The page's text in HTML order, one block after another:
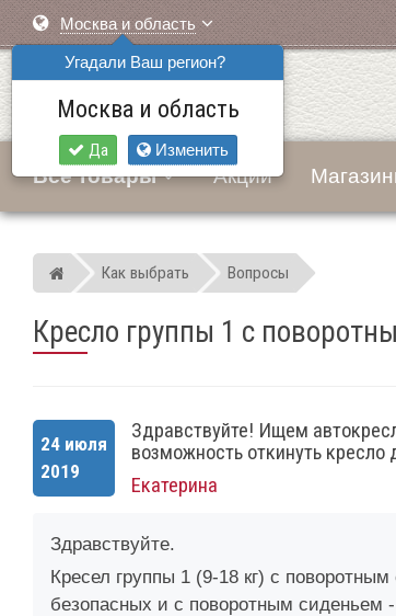
Москва и область
Угадали Ваш регион?
Москва и область
Да Изменить
Все товары Акции
Мир детских автокресел
Как выбрать Вопросы
Кресло группы 1 с
24 июля
2019
Здравствуйте! Ищем
возможность откинуть
Екатерина
Здравствуйте.
Кресел группы 1 (9-18 кг) с
безопасных и с поворотным сиденьем -